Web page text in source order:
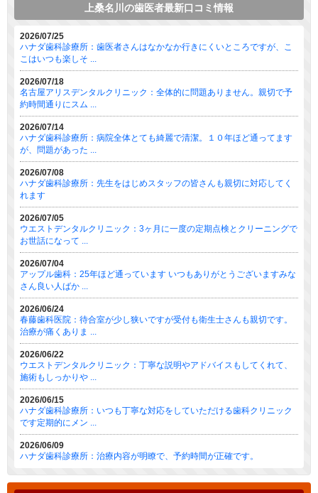
上桑名川の歯医者最新口コミ情報
2026/07/25
ハナダ歯科診療所：歯医者さんはなかなか行きにくいところですが、こ
こはいつも楽しそ ...
2026/07/18
名古屋アリスデンタルクリニック：全体的に問題ありません。親切で予
約時間通りにスム ...
2026/07/14
ハナダ歯科診療所：病院全体とても綺麗で清潔。１０年ほど通ってます
が、問題があった ...
2026/07/08
ハナダ歯科診療所：先生をはじめスタッフの皆さんも親切に対応してく
れます
2026/07/05
ウエストデンタルクリニック：3ヶ月に一度の定期点検とクリーニングで
お世話になって ...
2026/07/04
アップル歯科：25年ほど通っています いつもありがとうございますみな
さん良い人ばか ...
2026/06/24
春藤歯科医院：待合室が少し狭いですが受付も衛生士さんも親切です。
治療が痛くありま ...
2026/06/22
ウエストデンタルクリニック：丁寧な説明やアドバイスもしてくれて、
施術もしっかりや ...
2026/06/15
ハナダ歯科診療所：いつも丁寧な対応をしていただける歯科クリニック
です定期的にメン ...
2026/06/09
ハナダ歯科診療所：治療内容が明瞭で、予約時間が正確です。